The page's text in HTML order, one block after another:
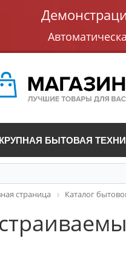
КРУПНАЯ БЫТОВАЯ
страница Каталог